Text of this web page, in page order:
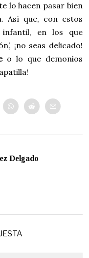
lo hacen pasar bien
Así que, con estos
en los que
¡no seas delicado!
o lo que demonios
Delgado